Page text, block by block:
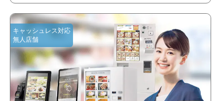
キャッシュレス対応
無人店舗